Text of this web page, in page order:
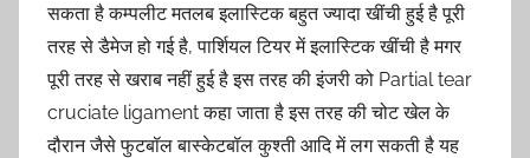
सकता है कम्पलीट मतलब इलास्टिक बहुत ज्यादा खींची हुई है पूरी
तरह से डैमेज हो गई है, पार्शियल टियर में इलास्टिक खींची है मगर
पूरी तरह से खराब नहीं हुई है इस तरह की इंजरी को Partial tear
cruciate ligament कहा जाता है इस तरह की चोट खेल के
दौरान जैसे फुटबॉल बास्केटबॉल कुश्ती आदि में लग सकती है यह